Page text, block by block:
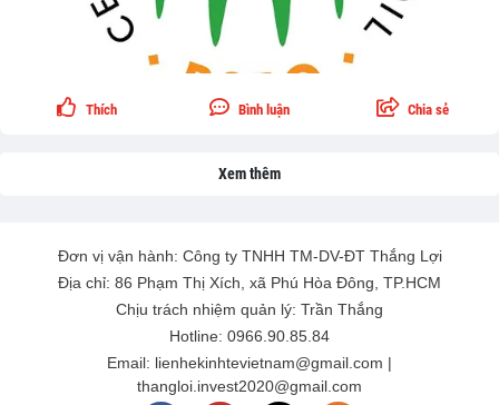
Thích Bình luận Chia sẻ
Xem thêm
Đơn vị vận hành: Công ty TNHH TM-DV-ĐT Thắng Lợi
Địa chỉ: 86 Phạm Thị Xích, xã Phú Hòa Đông, TP.HCM
Chịu trách nhiệm quản lý: Trần Thắng
Hotline: 0966.90.85.84
Email: lienhekinhtevietnam@gmail.com |
thangloi.invest2020@gmail.com